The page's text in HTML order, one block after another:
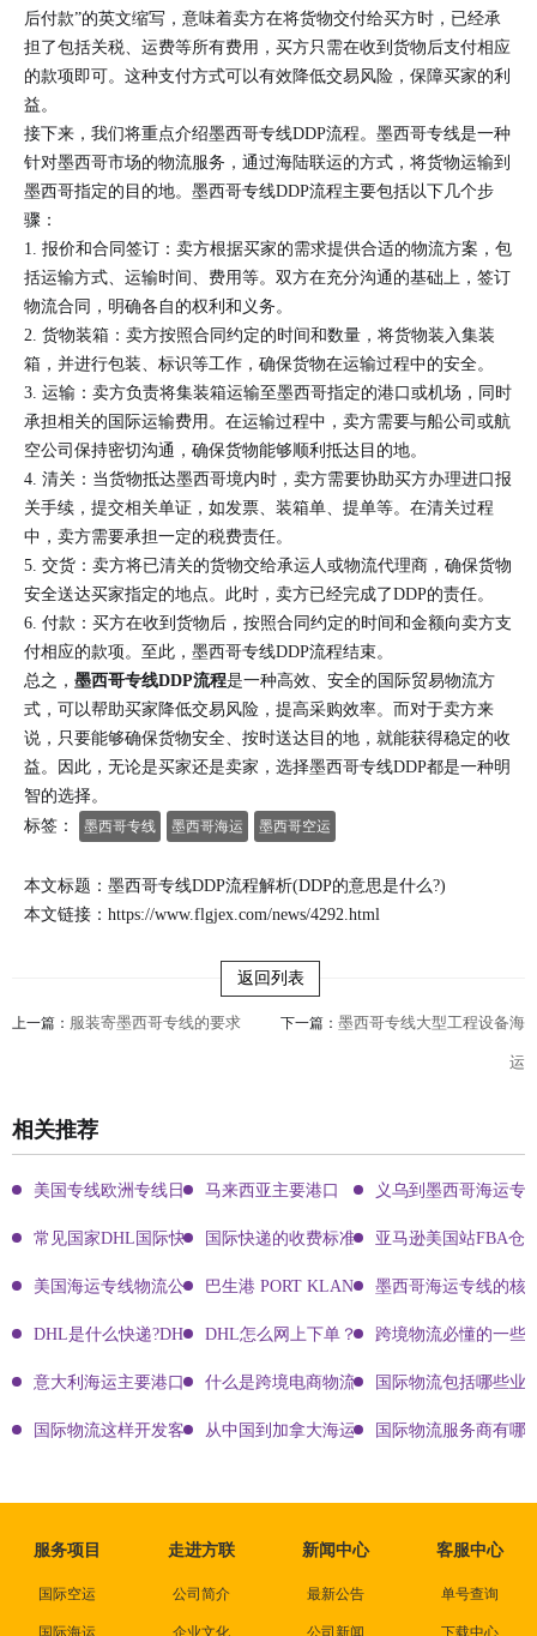
后付款”的英文缩写，意味着卖方在将货物交付给买方时，已经承
担了包括关税、运费等所有费用，买方只需在收到货物后支付相应
的款项即可。这种支付方式可以有效降低交易风险，保障买家的利
益。
接下来，我们将重点介绍墨西哥专线DDP流程。墨西哥专线是一种
针对墨西哥市场的物流服务，通过海陆联运的方式，将货物运输到
墨西哥指定的目的地。墨西哥专线DDP流程主要包括以下几个步
骤：
1. 报价和合同签订：卖方根据买家的需求提供合适的物流方案，包
括运输方式、运输时间、费用等。双方在充分沟通的基础上，签订
物流合同，明确各自的权利和义务。
2. 货物装箱：卖方按照合同约定的时间和数量，将货物装入集装
箱，并进行包装、标识等工作，确保货物在运输过程中的安全。
3. 运输：卖方负责将集装箱运输至墨西哥指定的港口或机场，同时
承担相关的国际运输费用。在运输过程中，卖方需要与船公司或航
空公司保持密切沟通，确保货物能够顺利抵达目的地。
4. 清关：当货物抵达墨西哥境内时，卖方需要协助买方办理进口报
关手续，提交相关单证，如发票、装箱单、提单等。在清关过程
中，卖方需要承担一定的税费责任。
5. 交货：卖方将已清关的货物交给承运人或物流代理商，确保货物
安全送达买家指定的地点。此时，卖方已经完成了DDP的责任。
6. 付款：买方在收到货物后，按照合同约定的时间和金额向卖方支
付相应的款项。至此，墨西哥专线DDP流程结束。
总之， 墨西哥专线DDP流程是一种高效、安全的国际贸易物流方
式，可以帮助买家降低交易风险，提高采购效率。而对于卖方来
说，只要能够确保货物安全、按时送达目的地，就能获得稳定的收
益。因此，无论是买家还是卖家，选择墨西哥专线DDP都是一种明
智的选择。
标签：
墨西哥专线 墨西哥海运 墨西哥空运
本文标题：墨西哥专线DDP流程解析(DDP的意思是什么?)
本文链接： https://www.flgjex.com/news/4292.html
返回列表
上一篇： 服装寄墨西哥专线的要求 下一篇： 墨西哥专线大型工程设备海
运
相关推荐
美国专线欧洲专线日本专线区别马来西亚主要港口 义乌到墨西哥海运专
常见国家DHL国际快递客服热线国际快递的收费标准!四大国际快递的尺寸重
亚马逊美国站FBA仓
美国海运专线物流公司有哪些?巴生港 PORT KLANG 墨西哥海运专线的核
DHL是什么快递?DHL国际快递介绍DHL怎么网上下单？DHL快递寄件有哪些方
跨境物流必懂的一些
意大利海运主要港口有哪些什么是跨境电商物流? 国际物流包括哪些业
国际物流这样开发客户会让你成为销冠从中国到加拿大海运要多久能到达？
国际物流服务商有哪
服务项目
国际空运
国际海运
走进方联
公司简介
企业文化
新闻中心
最新公告
公司新闻
客服中心
单号查询
下载中心